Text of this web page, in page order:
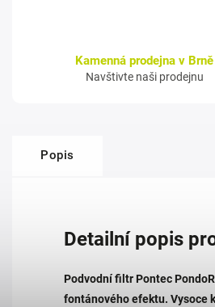
Kamenná prodejna v Brně
Navštivte naši prodejnu
Popis
Detailní popis
Podvodní filtr Pontec
fontánového efektu. Vysoce